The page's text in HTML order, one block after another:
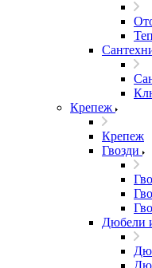
Крепеж
Крепеж
Гвозди
Дюбели